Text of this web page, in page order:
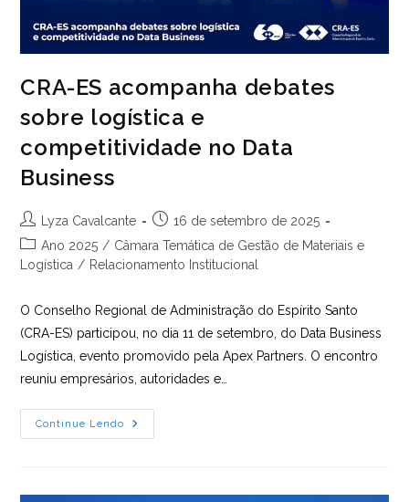
CRA-ES acompanha debates
sobre logística e
competitividade no Data
Business
Autor
do
post:
Lyza Cavalcante
Post
publicado:
16 de setembro de 2025
Categoria
do
Ano 2025 / Câmara Temática de Gestão de Materiais e
Logística / Relacionamento Institucional
O Conselho Regional de Administração do Espírito Santo
(CRA-ES) participou, no dia 11 de setembro, do Data Business
Logística, evento promovido pela Apex Partners. O encontro
reuniu empresários, autoridades e…
Continue Lendo
CRA-
ES